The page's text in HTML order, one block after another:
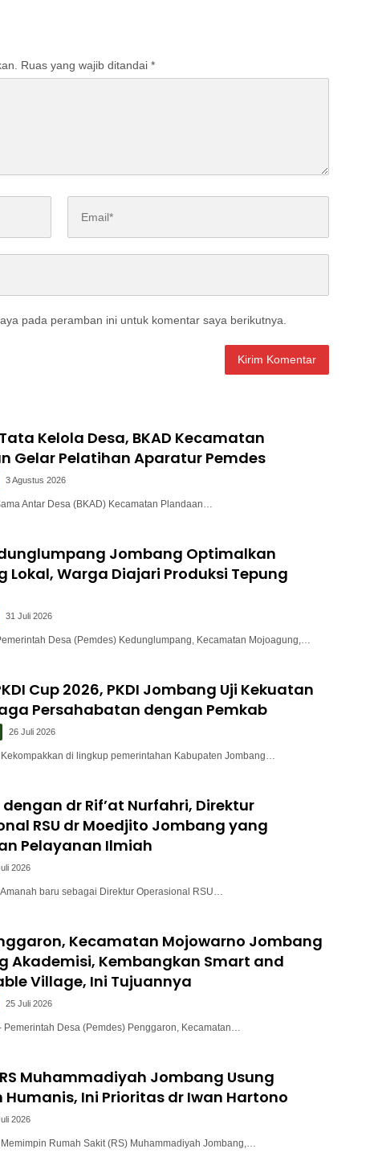
Ruas yang wajib ditandai *
pada peramban ini untuk komentar saya berikutnya.
Kelola Desa, BKAD Kecamatan
Gelar Pelatihan Aparatur Pemdes
3 Agustus 2026
Antar Desa (BKAD) Kecamatan Plandaan…
Jombang Optimalkan
Lokal, Warga Diajari Produksi Tepung
31 Juli 2026
Desa (Pemdes) Kedunglumpang, Kecamatan Mojoagung,…
Cup 2026, PKDI Jombang Uji Kekuatan
Persahabatan dengan Pemkab
26 Juli 2026
Kekompakkan di lingkup pemerintahan Kabupaten Jombang…
dr Rif’at Nurfahri, Direktur
RSU dr Moedjito Jombang yang
Pelayanan Ilmiah
2026
Amanah baru sebagai Direktur Operasional RSU…
Kecamatan Mojowarno Jombang
Akademisi, Kembangkan Smart and
Village, Ini Tujuannya
25 Juli 2026
Pemerintah Desa (Pemdes) Penggaron, Kecamatan…
Muhammadiyah Jombang Usung
Humanis, Ini Prioritas dr Iwan Hartono
2026
Memimpin Rumah Sakit (RS) Muhammadiyah Jombang,…